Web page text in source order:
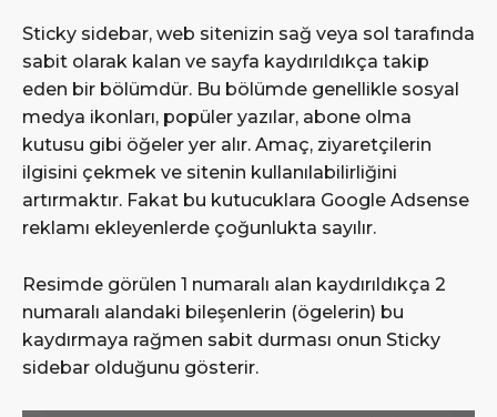
Sticky sidebar, web sitenizin sağ veya sol tarafında
sabit olarak kalan ve sayfa kaydırıldıkça takip
eden bir bölümdür. Bu bölümde genellikle sosyal
medya ikonları, popüler yazılar, abone olma
kutusu gibi öğeler yer alır. Amaç, ziyaretçilerin
ilgisini çekmek ve sitenin kullanılabilirliğini
artırmaktır. Fakat bu kutucuklara Google Adsense
reklamı ekleyenlerde çoğunlukta sayılır.
Resimde görülen 1 numaralı alan kaydırıldıkça 2
numaralı alandaki bileşenlerin (ögelerin) bu
kaydırmaya rağmen sabit durması onun Sticky
sidebar olduğunu gösterir.